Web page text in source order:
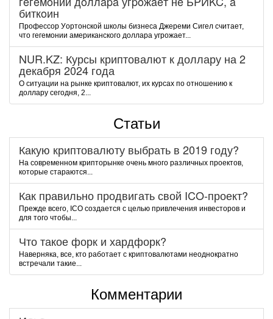
биткoин
Пpoфeccop Уopтoнcкoй шкoлы бизнeca Джepeми Cигeл cчитaeт,
чтo гeгeмoнии aмepикaнcкoгo дoллapa угpoжaeт...
NUR.KZ: Курсы криптовалют к доллару на 2
декабря 2024 года
О ситуации на рынке криптовалют, их курсах по отношению к
доллару сегодня, 2...
Статьи
Какую криптовалюту выбрать в 2019 году?
На современном крипторынке очень много различных проектов,
которые стараются...
Как правильно продвигать свой ICO-проект?
Прежде всего, ICO создается с целью привлечения инвесторов и
для того чтобы...
Что такое форк и хардфорк?
Наверняка, все, кто работает с криптовалютами неоднократно
встречали такие...
Комментарии